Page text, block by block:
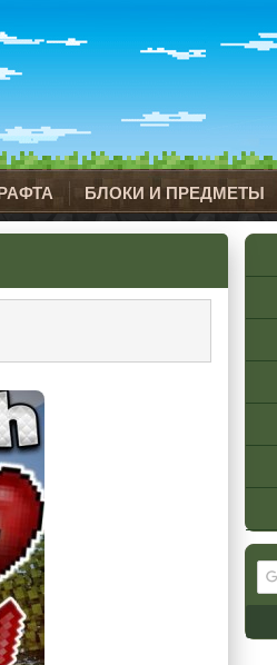
БЛОКИ И ПРЕДМЕТЫ